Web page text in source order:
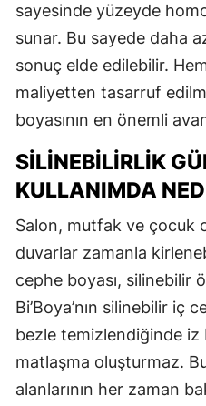
sayesinde yüzeyde
sunar. Bu sayede daha
sonuç elde edilebilir.
maliyetten tasarruf
boyasının en önemli
SILINEBILIRLIK
KULLANIMDA
Salon, mutfak ve çocuk
duvarlar zamanla
cephe boyası, silinebilir
Bi’Boya’nın silinebilir iç
bezle temizlendiğinde iz
matlaşma oluşturmaz.
alanlarının her zaman